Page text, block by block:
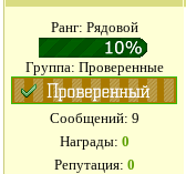
Ранг: Рядовой
Группа: Проверенные
Сообщений: 9
Награды: 0
Репутация: 0